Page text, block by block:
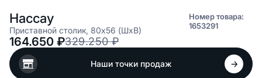
Нассау
Приставной столик, 80x56 (ШxВ)
Номер товара:
1653291
329.250 ₽
164.650 ₽
Наши точки продаж